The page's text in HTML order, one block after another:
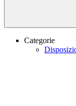
Categorie